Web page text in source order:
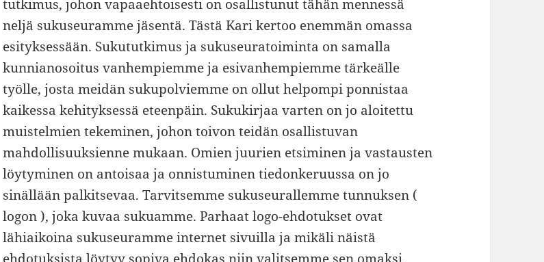
tutkimus, johon vapaaehtoisesti on osallistunut tähän mennessä
neljä sukuseuramme jäsentä. Tästä Kari kertoo enemmän omassa
esityksessään. Sukututkimus ja sukuseuratoiminta on samalla
kunnianosoitus vanhempiemme ja esivanhempiemme tärkeälle
työlle, josta meidän sukupolviemme on ollut helpompi ponnistaa
kaikessa kehityksessä eteenpäin. Sukukirjaa varten on jo aloitettu
muistelmien tekeminen, johon toivon teidän osallistuvan
mahdollisuuksienne mukaan. Omien juurien etsiminen ja vastausten
löytyminen on antoisaa ja onnistuminen tiedonkeruussa on jo
sinällään palkitsevaa. Tarvitsemme sukuseurallemme tunnuksen (
logon ), joka kuvaa sukuamme. Parhaat logo-ehdotukset ovat
lähiaikoina sukuseuramme internet sivuilla ja mikäli näistä